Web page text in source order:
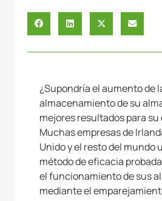
¿Supondría el aumento de
almacenamiento de su
mejores resultados para su
Muchas empresas de
Unido y el resto del mundo
método de eficacia
el funcionamiento de sus
mediante el